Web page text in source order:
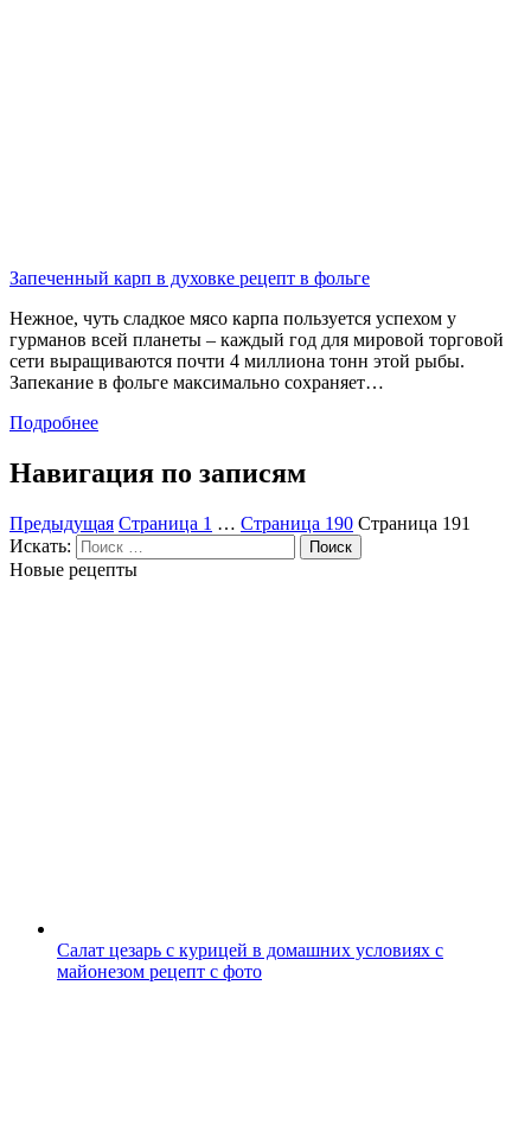
Запеченный карп в духовке рецепт в фольге
Нежное, чуть сладкое мясо карпа пользуется успехом у
гурманов всей планеты – каждый год для мировой торговой
сети выращиваются почти 4 миллиона тонн этой рыбы.
Запекание в фольге максимально сохраняет…
Подробнее
Навигация по записям
Предыдущая Страница 1 … Страница 190 Страница 191
Искать:
Поиск
Новые рецепты
Салат цезарь с курицей в домашних условиях с
майонезом рецепт с фото